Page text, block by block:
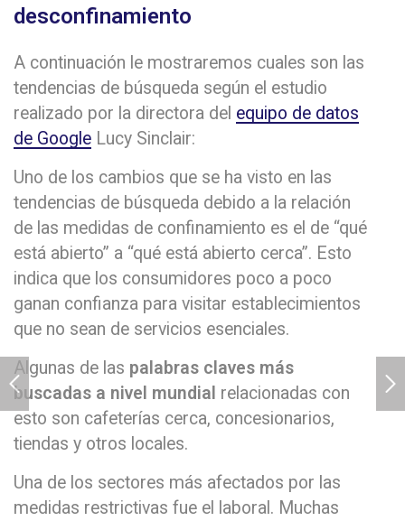
desconfinamiento
A continuación le mostraremos cuales son las
tendencias de búsqueda según el estudio
realizado por la directora del equipo de datos
de Google Lucy Sinclair:
Uno de los cambios que se ha visto en las
tendencias de búsqueda debido a la relación
de las medidas de confinamiento es el de “qué
está abierto” a “qué está abierto cerca”. Esto
indica que los consumidores poco a poco
ganan confianza para visitar establecimientos
que no sean de servicios esenciales.
Algunas de las palabras claves más
buscadas a nivel mundial relacionadas con
esto son cafeterías cerca, concesionarios,
tiendas y otros locales.
Una de los sectores más afectados por las
medidas restrictivas fue el laboral. Muchas